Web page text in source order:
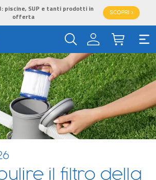
piscine, SUP e tanti prodotti in
offerta
SCOPRI >
il filtro della